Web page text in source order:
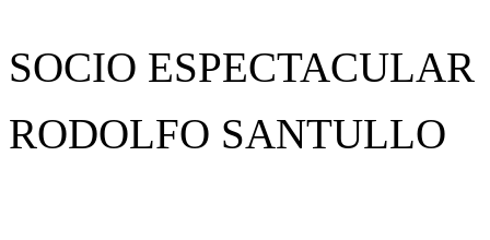
SOCIO ESPECTACULAR
RODOLFO SANTULLO